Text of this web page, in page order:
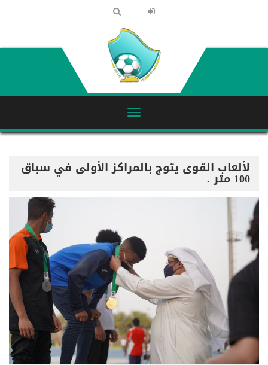
لألعاب القوى يتوج بالمراكز الأولى في سباق
100 متر .